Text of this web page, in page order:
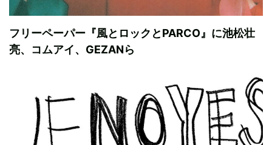
フリーペーパー『風とロックとPARCO』に池松壮
亮、コムアイ、GEZANら